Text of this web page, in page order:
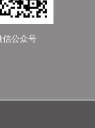
信公众号